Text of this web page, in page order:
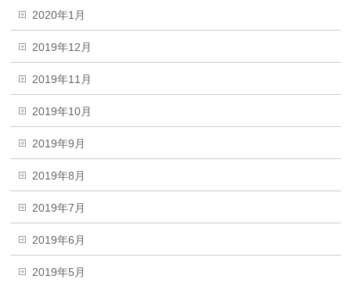
2020年1月
2019年12月
2019年11月
2019年10月
2019年9月
2019年8月
2019年7月
2019年6月
2019年5月